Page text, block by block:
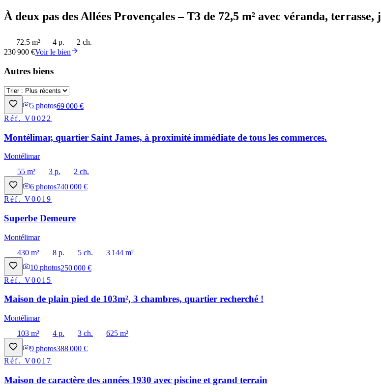
À deux pas des Allées Provençales – T3 de 72,5 m² avec véranda,
72.5 m² 4 p.
2 ch.
230 900 €Voir le bien
Autres biens
5 photos69 000 €
Réf.V0022
Montélimar, quartier Saint James, à proximité immédiate de tous les commerces.
Montélimar
55 m²
3 p.
2 ch.
6 photos740 000 €
Réf.V0019
Superbe Demeure
Montélimar
430 m²
8 p. 5 ch.
3 144 m²
10 photos250 000 €
Réf.V0015
Maison de plain pied de 103m², 3 chambres, quartier recherché !
Montélimar
103 m²
4 p. 3 ch.
625 m²
9 photos388 000 €
Réf.V0017
Maison de caractère des années 1930 avec piscine et grand terrain